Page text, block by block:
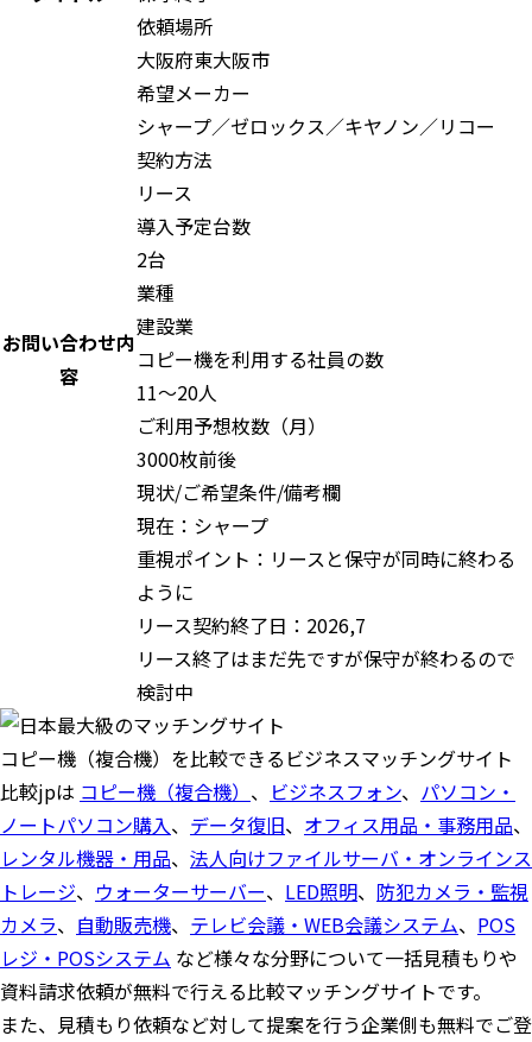
お問い合わせ内
容
依頼場所
大阪府東大阪市
希望メーカー
シャープ／ゼロックス／キヤノン／リコー
契約方法
リース
導入予定台数
2台
業種
建設業
コピー機を利用する社員の数
11～20人
ご利用予想枚数（月）
3000枚前後
現状/ご希望条件/備考欄
現在：シャープ
重視ポイント：リースと保守が同時に終わる
ように
リース契約終了日：2026,7
リース終了はまだ先ですが保守が終わるので
検討中
コピー機（複合機）を比較できるビジネスマッチングサイト
比較jpは コピー機（複合機） 、 ビジネスフォン、 パソコン・
ノートパソコン購入、 データ復旧、 オフィス用品・事務用品、
レンタル機器・用品、 法人向けファイルサーバ・オンラインス
トレージ、 ウォーターサーバー、 LED照明、 防犯カメラ・監視
カメラ、 自動販売機、 テレビ会議・WEB会議システム、 POS
レジ・POSシステム など様々な分野について一括見積もりや
資料請求依頼が無料で行える比較マッチングサイトです。
また、見積もり依頼など対して提案を行う企業側も無料でご登